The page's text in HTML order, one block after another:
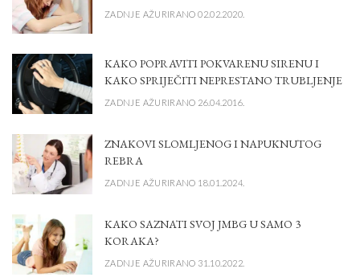
ZADNJE AŽURIRANO 02.02.2020.
KAKO POPRAVITI POKVARENU SIRENU I
KAKO SPRIJEČITI NEPRESTANO TRUBLJENJE
ZADNJE AŽURIRANO 26.04.2016.
ZNAKOVI SLOMLJENOG I NAPUKNUTOG
REBRA
ZADNJE AŽURIRANO 18.01.2024.
KAKO SAZNATI SVOJ JMBG U SAMO 3
KORAKA?
ZADNJE AŽURIRANO 31.10.2022.